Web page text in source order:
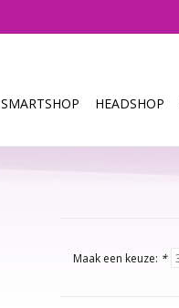
SMARTSHOP HEADSHOP
Maak een keuze: *